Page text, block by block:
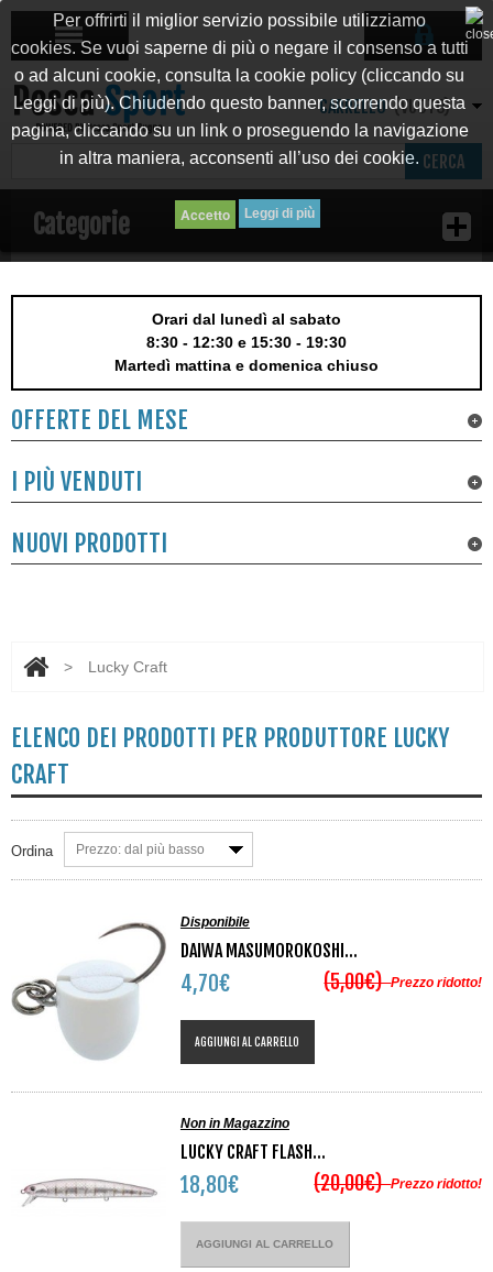
CERCA
CARRELLO (VUOTO)
Categorie
Per offrirti il miglior servizio possibile utilizziamo
cookies. Se vuoi saperne di più o negare il consenso a tutti
o ad alcuni cookie, consulta la cookie policy (cliccando su
Leggi di più). Chiudendo questo banner, scorrendo questa
pagina, cliccando su un link o proseguendo la navigazione
in altra maniera, acconsenti all’uso dei cookie.
Leggi di più
Orari dal lunedì al sabato
8:30 - 12:30 e 15:30 - 19:30
Martedì mattina e domenica chiuso
OFFERTE DEL MESE
I PIÙ VENDUTI
NUOVI PRODOTTI
> Lucky Craft
ELENCO DEI PRODOTTI PER PRODUTTORE LUCKY
CRAFT
Ordina Prezzo: dal più basso
Disponibile
DAIWA MASUMOROKOSHI...
Prezzo ridotto!
4,70€ (5,00€)
AGGIUNGI AL CARRELLO
Non in Magazzino
LUCKY CRAFT FLASH...
Prezzo ridotto!
18,80€ (20,00€)
AGGIUNGI AL CARRELLO